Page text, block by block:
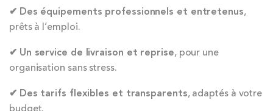
✔ Des équipements professionnels et entretenus,
prêts à l’emploi.
✔ Un service de livraison et reprise, pour une
organisation sans stress.
✔ Des tarifs flexibles et transparents, adaptés à votre